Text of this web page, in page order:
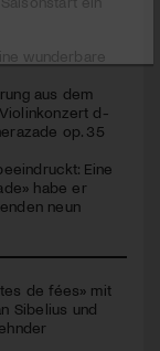
wunderbare
aus dem
d-
op. 35
Eine
habe er
neun
de fées» mit
Sibelius und